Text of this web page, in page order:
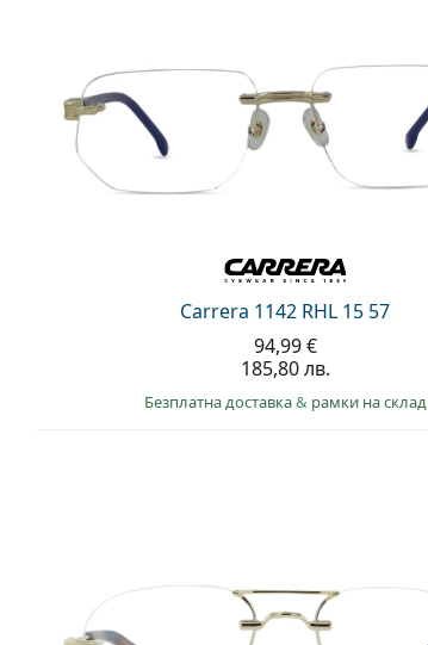
Carrera 1142 RHL 15 57
94,99 €
185,80 лв.
Безплатна доставка& рамки на склад